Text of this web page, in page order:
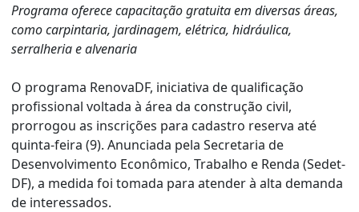
Programa oferece capacitação gratuita em diversas áreas,
como carpintaria, jardinagem, elétrica, hidráulica,
serralheria e alvenaria
O programa RenovaDF, iniciativa de qualificação
profissional voltada à área da construção civil,
prorrogou as inscrições para cadastro reserva até
quinta-feira (9). Anunciada pela Secretaria de
Desenvolvimento Econômico, Trabalho e Renda (Sedet-
DF), a medida foi tomada para atender à alta demanda
de interessados.